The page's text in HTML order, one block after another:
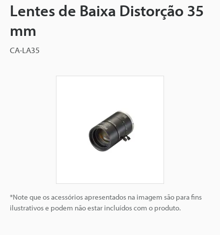
Lentes de Baixa Distorção 35
mm
CA-LA35
*Note que os acessórios apresentados na imagem são para fins
ilustrativos e podem não estar incluídos com o produto.